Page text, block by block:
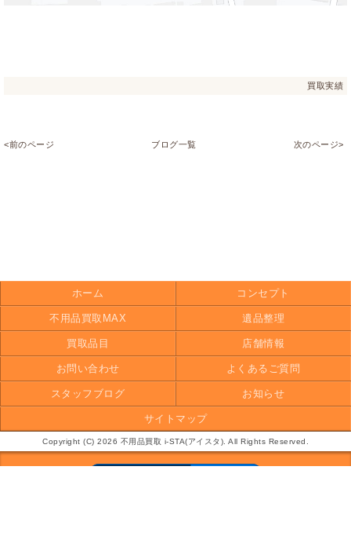
買取実績
<前のページ ブログ一覧 次のページ>
ホーム コンセプト
不用品買取MAX 遺品整理
買取品目 店舗情報
お問い合わせ よくあるご質問
スタッフブログ お知らせ
サイトマップ
Copyright (C) 2026 不用品買取 i-STA(アイスタ). All Rights Reserved.